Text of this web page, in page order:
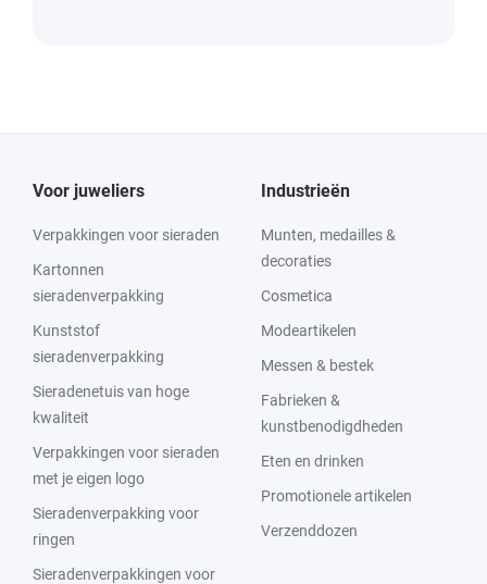
Voor juweliers
Verpakkingen voor sieraden
Kartonnen
sieradenverpakking
Kunststof
sieradenverpakking
Sieradenetuis van hoge
kwaliteit
Verpakkingen voor sieraden
met je eigen logo
Sieradenverpakking voor
ringen
Sieradenverpakkingen voor
Industrieën
Munten, medailles &
decoraties
Cosmetica
Modeartikelen
Messen & bestek
Fabrieken &
kunstbenodigdheden
Eten en drinken
Promotionele artikelen
Verzenddozen